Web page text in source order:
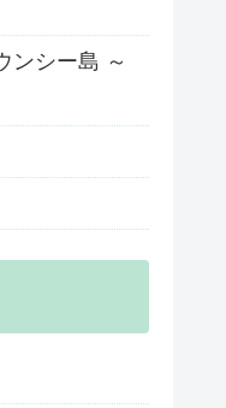
ンシー島 ～